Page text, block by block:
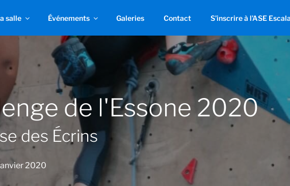
salle Événements Galeries Contact S’inscrire à l’ASE
de l'Essone 2020
des Écrins
2020